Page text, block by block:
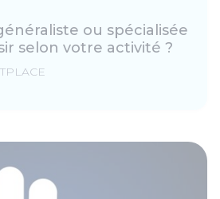
ou spécialisée
selon votre activité ?